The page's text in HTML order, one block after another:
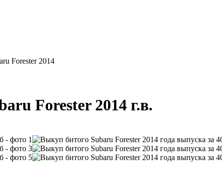
Forester 2014
Forester 2014 г.в.